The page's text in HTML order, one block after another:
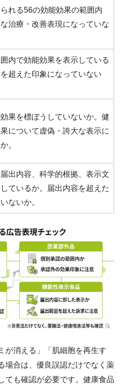
れる56の効能効果の範囲内
治療・改善表現になっていな
内で効能効果を表示している
超えた印象になっていない
果を標ぼうしていないか。健
について虚偽・誇大な表示に
。
出内容、科学的根拠、表示文
ているか。届出内容を超えた
ないか。
が消える」「肌細胞を再生す
場合は、優良誤認だけでなく薬
ても確認が必要です。健康食品